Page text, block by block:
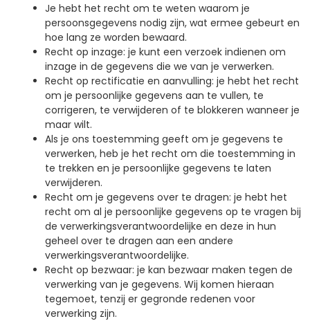
Je hebt het recht om te weten waarom je
persoonsgegevens nodig zijn, wat ermee gebeurt en
hoe lang ze worden bewaard.
Recht op inzage: je kunt een verzoek indienen om
inzage in de gegevens die we van je verwerken.
Recht op rectificatie en aanvulling: je hebt het recht
om je persoonlijke gegevens aan te vullen, te
corrigeren, te verwijderen of te blokkeren wanneer je
maar wilt.
Als je ons toestemming geeft om je gegevens te
verwerken, heb je het recht om die toestemming in
te trekken en je persoonlijke gegevens te laten
verwijderen.
Recht om je gegevens over te dragen: je hebt het
recht om al je persoonlijke gegevens op te vragen bij
de verwerkingsverantwoordelijke en deze in hun
geheel over te dragen aan een andere
verwerkingsverantwoordelijke.
Recht op bezwaar: je kan bezwaar maken tegen de
verwerking van je gegevens. Wij komen hieraan
tegemoet, tenzij er gegronde redenen voor
verwerking zijn.